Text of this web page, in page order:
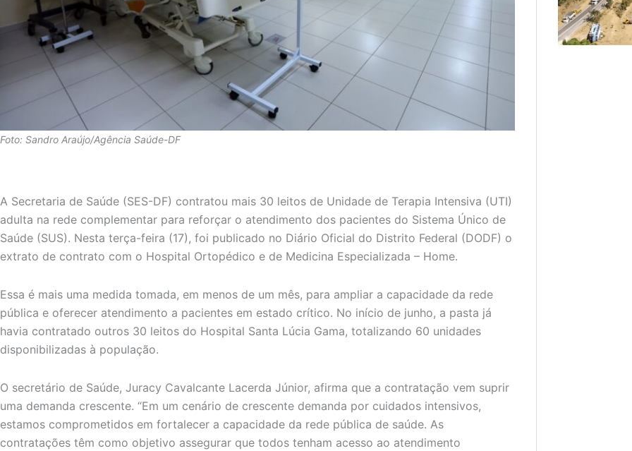
Foto: Sandro Araújo/Agência Saúde-DF
A Secretaria de Saúde (SES-DF) contratou mais 30 leitos de Unidade de Terapia Intensiva (UTI)
adulta na rede complementar para reforçar o atendimento dos pacientes do Sistema Único de
Saúde (SUS). Nesta terça-feira (17), foi publicado no Diário Oficial do Distrito Federal (DODF) o
extrato de contrato com o Hospital Ortopédico e de Medicina Especializada – Home.
Essa é mais uma medida tomada, em menos de um mês, para ampliar a capacidade da rede
pública e oferecer atendimento a pacientes em estado crítico. No início de junho, a pasta já
havia contratado outros 30 leitos do Hospital Santa Lúcia Gama, totalizando 60 unidades
disponibilizadas à população.
O secretário de Saúde, Juracy Cavalcante Lacerda Júnior, afirma que a contratação vem suprir
uma demanda crescente. “Em um cenário de crescente demanda por cuidados intensivos,
estamos comprometidos em fortalecer a capacidade da rede pública de saúde. As
contratações têm como objetivo assegurar que todos tenham acesso ao atendimento